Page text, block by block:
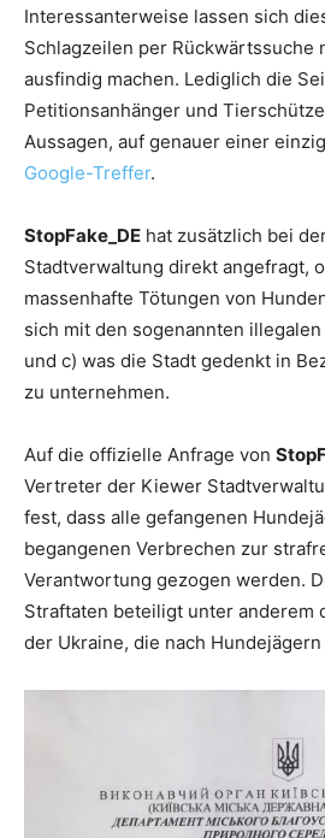
Interessanterweise lassen sich
Schlagzeilen per Rückwärtssuche
ausfindig machen. Lediglich die
Petitionsanhänger und
Aussagen, auf genauer einer
Google-Treffer.
StopFake_DE hat zusätzlich bei
Stadtverwaltung direkt angefragt,
massenhafte Tötungen von
sich mit den sogenannten
und c) was die Stadt gedenkt in
zu unternehmen.
Auf die offizielle Anfrage von
Vertreter der Kiewer
fest, dass alle gefangenen
begangenen Verbrechen zur
Verantwortung gezogen werden.
Straftaten beteiligt unter anderem
der Ukraine, die nach